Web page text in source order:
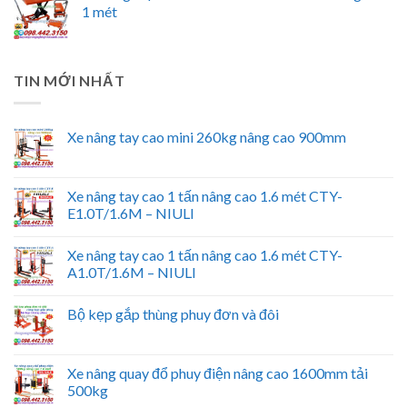
1 mét
TIN MỚI NHẤT
Xe nâng tay cao mini 260kg nâng cao 900mm
Xe nâng tay cao 1 tấn nâng cao 1.6 mét CTY-
E1.0T/1.6M – NIULI
Xe nâng tay cao 1 tấn nâng cao 1.6 mét CTY-
A1.0T/1.6M – NIULI
Bộ kẹp gắp thùng phuy đơn và đôi
Xe nâng quay đổ phuy điện nâng cao 1600mm tải
500kg